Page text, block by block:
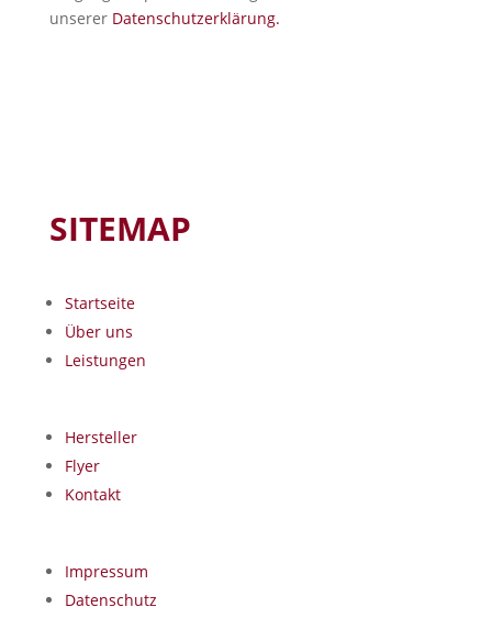
unserer Datenschutzerklärung.
SITEMAP
Startseite
Über uns
Leistungen
Hersteller
Flyer
Kontakt
Impressum
Datenschutz